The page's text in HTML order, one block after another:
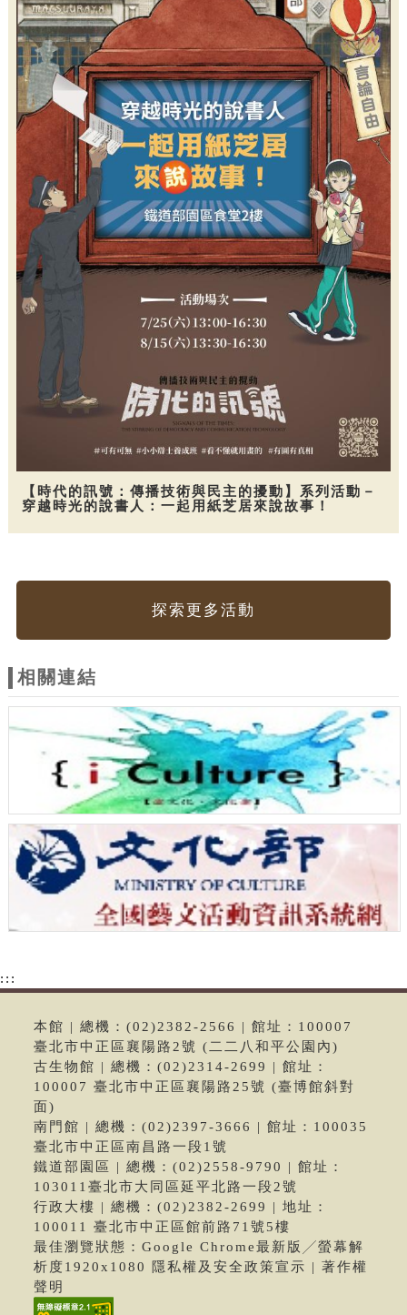
【時代的訊號：傳播技術與民主的擾動】系列活動－
穿越時光的說書人：一起用紙芝居來說故事！
探索更多活動
相關連結
:::
本館 | 總機：(02)2382-2566 | 館址：100007
臺北市中正區襄陽路2號 (二二八和平公園內)
古生物館 | 總機：(02)2314-2699 | 館址：
100007 臺北市中正區襄陽路25號 (臺博館斜對
面)
南門館 | 總機：(02)2397-3666 | 館址：100035
臺北市中正區南昌路一段1號
鐵道部園區 | 總機：(02)2558-9790 | 館址：
103011臺北市大同區延平北路一段2號
行政大樓 | 總機：(02)2382-2699 | 地址：
100011 臺北市中正區館前路71號5樓
最佳瀏覽狀態：Google Chrome最新版╱螢幕解
析度1920x1080 隱私權及安全政策宣示 | 著作權
聲明